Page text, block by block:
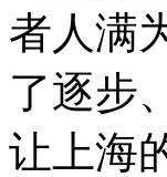
者人满
了逐步
让上海